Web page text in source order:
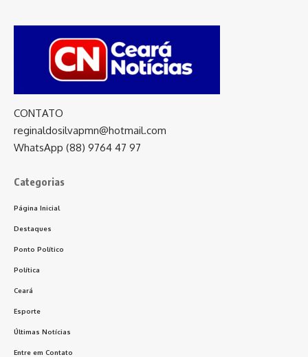
CONTATO
reginaldosilvapmn@hotmail.com
WhatsApp (88) 9764 47 97
Categorias
Página Inicial
Destaques
Ponto Político
Política
Ceará
Esporte
Últimas Notícias
Entre em Contato